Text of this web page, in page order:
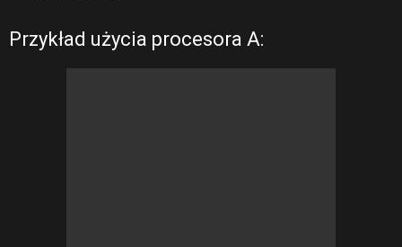
Przykład użycia procesora A: